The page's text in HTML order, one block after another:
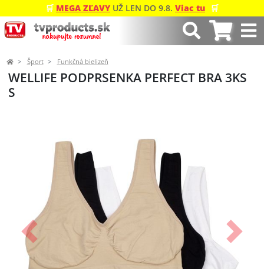
🛒 MEGA ZĽAVY UŽ LEN DO 9.8. Viac tu 🛒
Šport Funkčná bielizeň
WELLIFE PODPRSENKA PERFECT BRA 3KS
S
Predchádzajúci Ďalší